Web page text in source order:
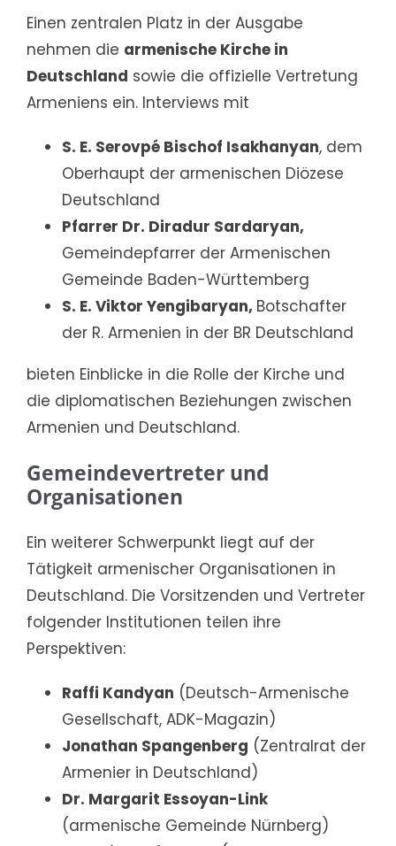
Einen zentralen Platz in der Ausgabe
nehmen die armenische Kirche in
Deutschland sowie die offizielle Vertretung
Armeniens ein. Interviews mit
S. E. Serovpé Bischof Isakhanyan, dem
Oberhaupt der armenischen Diözese
Deutschland
Pfarrer Dr. Diradur Sardaryan,
Gemeindepfarrer der Armenischen
Gemeinde Baden-Württemberg
S. E. Viktor Yengibaryan, Botschafter
der R. Armenien in der BR Deutschland
bieten Einblicke in die Rolle der Kirche und
die diplomatischen Beziehungen zwischen
Armenien und Deutschland.
Gemeindevertreter und
Organisationen
Ein weiterer Schwerpunkt liegt auf der
Tätigkeit armenischer Organisationen in
Deutschland. Die Vorsitzenden und Vertreter
folgender Institutionen teilen ihre
Perspektiven:
Raffi Kandyan (Deutsch-Armenische
Gesellschaft, ADK-Magazin)
Jonathan Spangenberg (Zentralrat der
Armenier in Deutschland)
Dr. Margarit Essoyan-Link
(armenische Gemeinde Nürnberg)